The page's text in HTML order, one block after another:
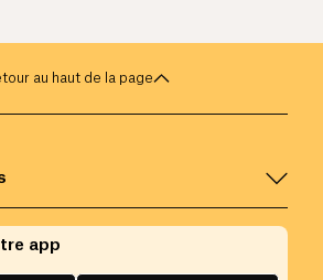
au haut de la page
app